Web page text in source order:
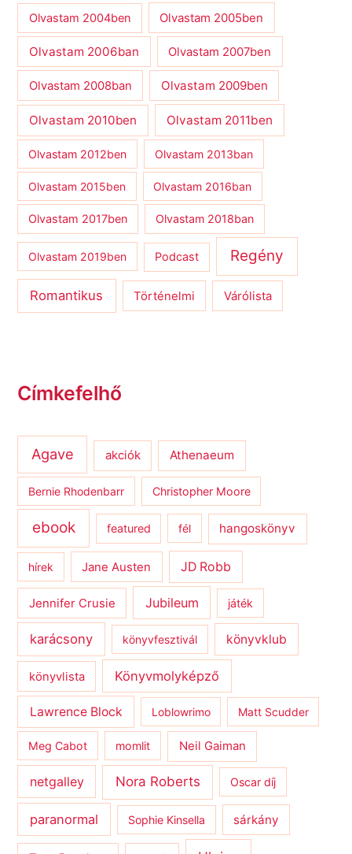
Olvastam 2004ben Olvastam 2005ben
Olvastam 2006ban Olvastam 2007ben
Olvastam 2008ban Olvastam 2009ben
Olvastam 2010ben Olvastam 2011ben
Olvastam 2012ben Olvastam 2013ban
Olvastam 2015ben Olvastam 2016ban
Olvastam 2017ben Olvastam 2018ban
Olvastam 2019ben Podcast Regény
Romantikus Történelmi Várólista
Címkefelhő
Agave akciók Athenaeum
Bernie Rhodenbarr Christopher Moore
ebook featured fél hangoskönyv
hírek Jane Austen JD Robb
Jennifer Crusie Jubileum játék
karácsony könyvfesztivál könyvklub
könyvlista Könyvmolyképző
Lawrence Block Loblowrimo Matt Scudder
Meg Cabot momlit Neil Gaiman
netgalley Nora Roberts Oscar díj
paranormal Sophie Kinsella sárkány